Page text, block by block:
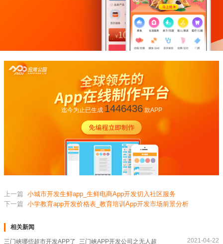
迄今为止已生成 1446436款APP
上一篇 小城市开发生鲜app_生鲜电商App开发切入社区服务
下一篇 小学教育app开发价格表_教育培训App开发市场前景分析
相关新闻
三门峡哪些超市开发APP了_三门峡APP开发公司之无人超 2021-04-22